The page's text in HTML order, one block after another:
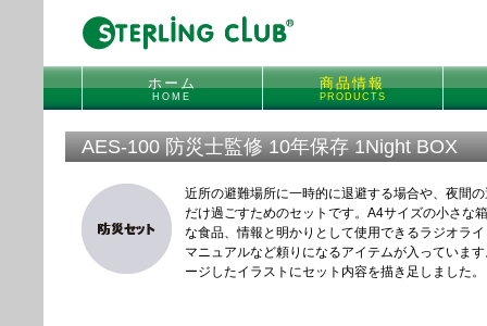
ホーム
HOME
商品情報
PRODUCTS
AES-100 防災士監修 10年保存 1Night BOX
近所の避難場所に一時的に退避する場合や、夜間
だけ過ごすためのセットです。A4サイズの小さな
な食品、情報と明かりとして使用できるラジオラ
マニュアルなど頼りになるアイテムが入っていま
ージしたイラストにセット内容を描き足しました。